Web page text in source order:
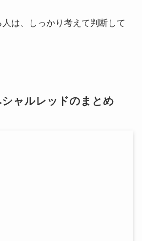
は、しっかり考えて判断して
ャルレッドのまとめ